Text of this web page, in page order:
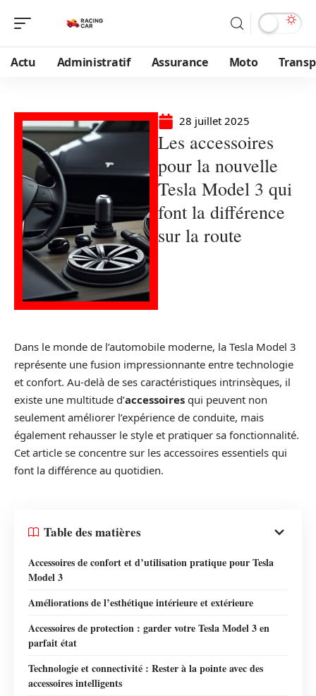
Actu Administratif Assurance Moto
28 juillet 2025
Les accessoires
pour la nouvelle
Tesla Model 3 qui
font la différence
sur la route
Dans le monde de l’automobile moderne, la Tesla Model 3
représente une fusion impressionnante entre technologie
et confort. Au-delà de ses caractéristiques intrinsèques, il
existe une multitude d’accessoires qui peuvent non
seulement améliorer l’expérience de conduite, mais
également rehausser le style et pratiquer sa fonctionnalité.
Cet article se concentre sur les accessoires essentiels qui
font la différence au quotidien.
Table des matières
Accessoires de confort et d’utilisation pratique pour Tesla
Model 3
Améliorations de l’esthétique intérieure et extérieure
Accessoires de protection : garder votre Tesla Model 3 en
parfait état
Technologie et connectivité : Rester à la pointe avec des
accessoires intelligents